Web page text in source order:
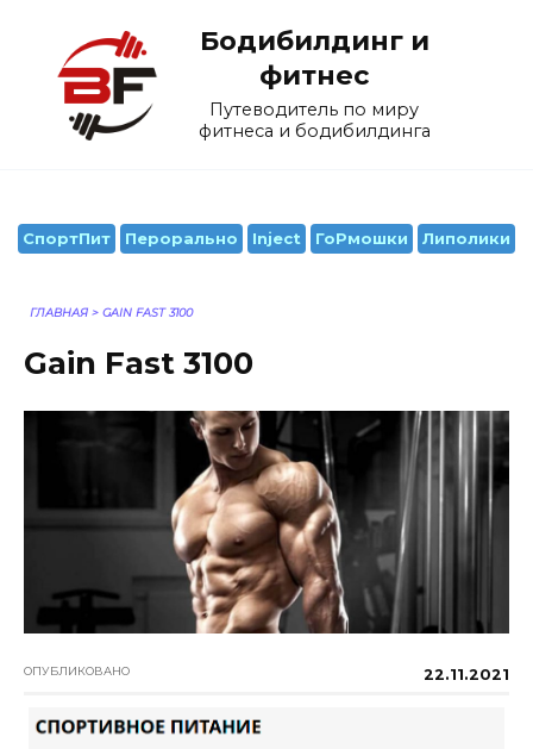
содержанию
Бодибилдинг и
фитнес
Путеводитель по миру
фитнеса и бодибилдинга
СпортПит Перорально Inject ГоРмошки Липолики
ГЛАВНАЯ > GAIN FAST 3100
Gain Fast 3100
ОПУБЛИКОВАНО 22.11.2021